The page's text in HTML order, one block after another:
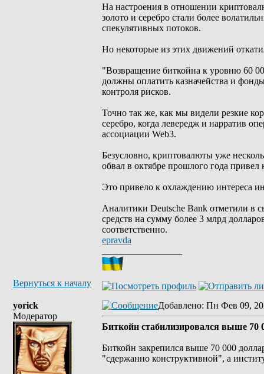
На настроения в отношении
золото и серебро стали более
спекулятивных потоков.
Но некоторые из этих движений
"Возвращение биткойна к уровню 60
должны оплатить казначейства и
контроля рисков.
Точно так же, как мы видели резкие
серебро, когда левередж и нарратив
ассоциации Web3.
Безусловно, криптовалюты уже
обвал в октябре прошлого года
Это привело к охлаждению интереса
Аналитики Deutsche Bank отметили в
средств на сумму более 3 млрд
соответственно.
epravda
Вернуться к началу
yorick
Модератор
Добавлено: Пн Фев 09,
Биткойн стабилизировался выше 70
Биткойн закрепился выше 70 000
"сдержанно конструктивной", а